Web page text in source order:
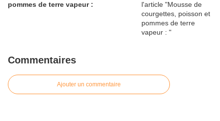
pommes de terre vapeur :
Commentaires
Ajouter un commentaire